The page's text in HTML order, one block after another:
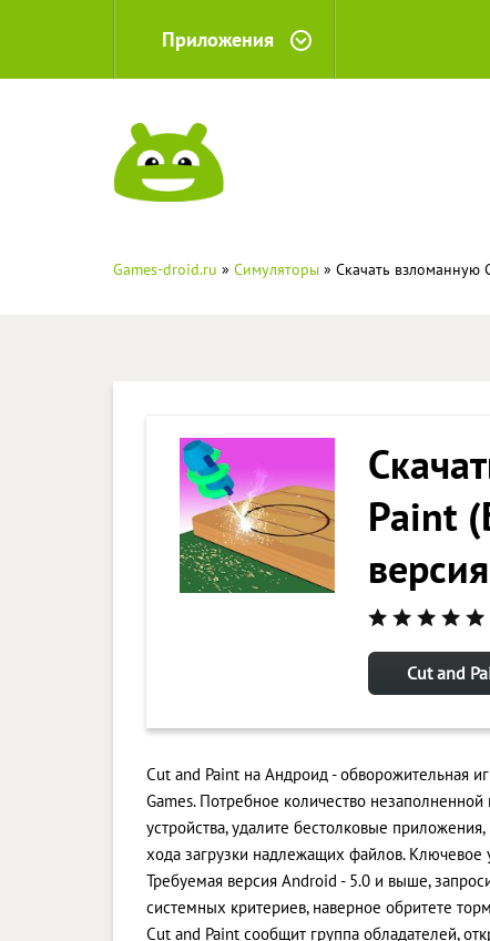
Приложения
Games-droid.ru » Симуляторы » Скачать взломанную
Paint
Cut and
Cut and Paint на Андроид - обворожительная
Games. Потребное количество
устройства, удалите бестолковые
хода загрузки надлежащих файлов.
Требуемая версия Android - 5.0 и выше,
системных критериев, наверное обритете
Cut and Paint сообщит группа обладателей,